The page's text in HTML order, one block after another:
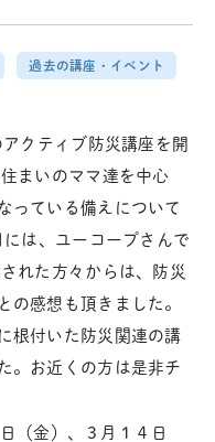
過去の講座・イベント
クティブ防災講座を開
まいのママ達を中心
っている備えについて
は、ユーコープさんで
れた方々からは、防災
の感想も頂きました。
根付いた防災関連の講
。お近くの方は是非チ
（金）、３月１４日